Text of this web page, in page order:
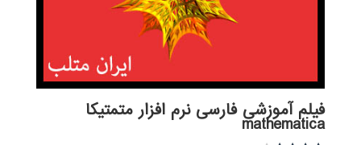
فیلم آموزشی فارسی نرم افزار متمتیکا
mathematica